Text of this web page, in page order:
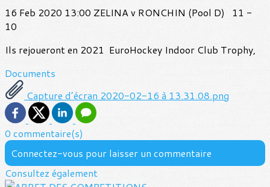
16 Feb 2020 13:00 ZELINA v RONCHIN (Pool D) 11 -
10
Ils rejoueront en 2021 EuroHockey Indoor Club Trophy,
Documents
Capture d’écran 2020-02-16 à 13.31.08.png
0 commentaire(s)
Connectez-vous pour laisser un commentaire
Consultez également